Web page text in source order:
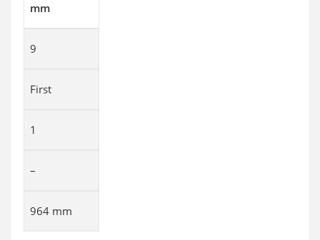
mm
9
First
1
–
964 mm